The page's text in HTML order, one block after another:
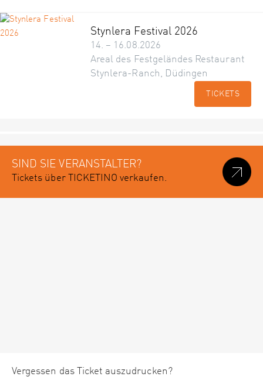
Stynlera Festival 2026
14. – 16.08.2026
Areal des Festgeländes Restaurant
Stynlera-Ranch, Düdingen
TICKETS
SIND SIE VERANSTALTER?
Tickets über TICKETINO verkaufen.
Vergessen das Ticket auszudrucken?